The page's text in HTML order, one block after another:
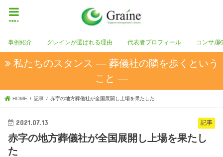
menu
事例紹介 グレインが選ばれる理由 代表者プロフィール コンサル
私たちのスタンス ― 葬儀社の隣を歩くという
こと ―
HOME 記事 赤字の地方葬儀社が全国展開し上場を果たした
記事
2021.07.13
赤字の地方葬儀社が全国展開し上場を果たし
た